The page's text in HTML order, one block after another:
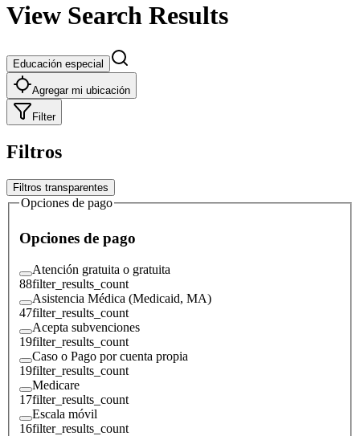
View Search Results
Educación especial
Agregar mi ubicación
Filter
Filtros
Filtros transparentes
Opciones de pago
Opciones de pago
Atención gratuita o gratuita
88filter_results_count
Asistencia Médica (Medicaid, MA)
47filter_results_count
Acepta subvenciones
19filter_results_count
Caso o Pago por cuenta propia
19filter_results_count
Medicare
17filter_results_count
Escala móvil
16filter_results_count